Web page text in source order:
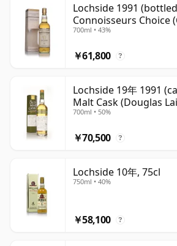
ウイスキーの両方を生産しており、
ルブレンド」として知られるように
一蒸留所で造られたモルトスピリッ
ツを熟成前に合わせたウイスキーを
り、1992年に閉鎖、その後解体され
は何も残されませんでした。
現存するLochsideのボトリングのほ
い在庫からリリースされたインディ
家の間でますます珍重されるように
ルモルトはフルーティーでフローラ
ち、オーチャードフルーツ、ハチミ
ス、ソフトなスパイスのノートが特
Lochside 1991
Connoisseurs Choice
MacPhail)
700ml • 43%
￥61,800 ?
Lochside 19年 1991
Malt Cask (Douglas
700ml • 50%
￥70,500 ?
Lochside 10年, 75cl
750ml • 40%
￥58,100 ?